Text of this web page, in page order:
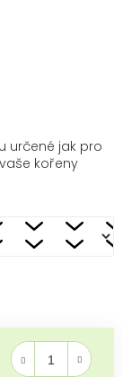
určené jak pro
kořeny